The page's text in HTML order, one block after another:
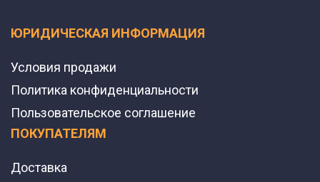
ЮРИДИЧЕСКАЯ ИНФОРМАЦИЯ
Условия продажи
Политика конфиденциальности
Пользовательское соглашение
ПОКУПАТЕЛЯМ
Доставка